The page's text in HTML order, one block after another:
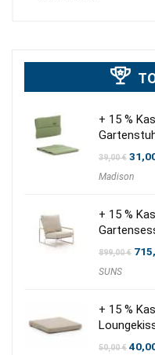
+ 15 %
39,00€
war:
Madison
+ 15 %
899,00€
SUNS
+ 15 %
50,00€